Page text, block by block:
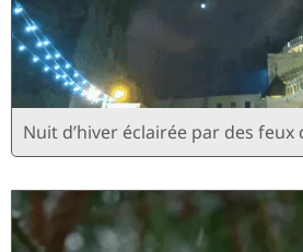
Nuit d’hiver éclairée par des feux